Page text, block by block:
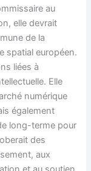
au
elle devrait
de la
spatial européen.
liées à
Elle
numérique
également
long-terme pour
des
aux